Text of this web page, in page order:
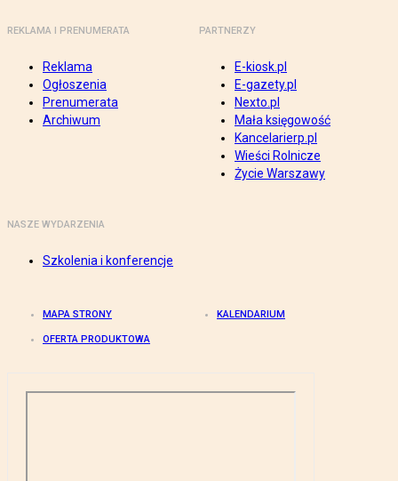
REKLAMA I PRENUMERATA
Reklama
Ogłoszenia
Prenumerata
Archiwum
PARTNERZY
E-kiosk.pl
E-gazety.pl
Nexto.pl
Mała księgowość
Kancelarierp.pl
Wieści Rolnicze
Życie Warszawy
NASZE WYDARZENIA
Szkolenia i konferencje
MAPA STRONY KALENDARIUM
OFERTA PRODUKTOWA